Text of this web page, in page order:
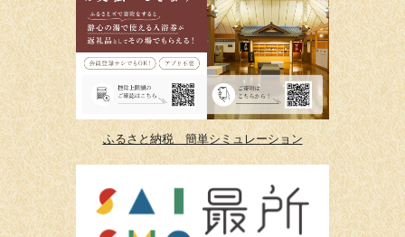
ふるさと納税 簡単シミュレーション